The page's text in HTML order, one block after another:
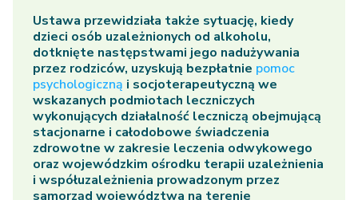
Ustawa przewidziała także sytuację, kiedy
dzieci osób uzależnionych od alkoholu,
dotknięte następstwami jego nadużywania
przez rodziców, uzyskują bezpłatnie pomoc
psychologiczną i socjoterapeutyczną we
wskazanych podmiotach leczniczych
wykonujących działalność leczniczą obejmującą
stacjonarne i całodobowe świadczenia
zdrowotne w zakresie leczenia odwykowego
oraz wojewódzkim ośrodku terapii uzależnienia
i współuzależnienia prowadzonym przez
samorząd województwa na terenie